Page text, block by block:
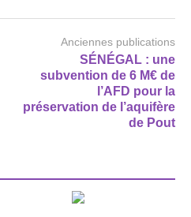
Anciennes publications
SÉNÉGAL : une
subvention de 6 M€ de
l’AFD pour la
préservation de l’aquifère
de Pout